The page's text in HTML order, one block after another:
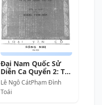
Đại Nam Quốc Sử
Diễn Ca Quyển 2: Từ
Lý đến Nguyễn Tây-
sơn – Lê Ngô Cát &
Phạm Đình Toái full
Lê Ngô CátPhạm Đình
Toái